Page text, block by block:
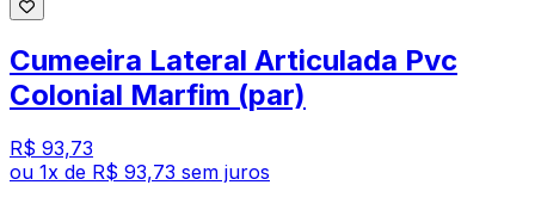
Cumeeira Lateral Articulada Pvc
Colonial Marfim (par)
R$ 93,73
ou 1x de R$ 93,73 sem juros